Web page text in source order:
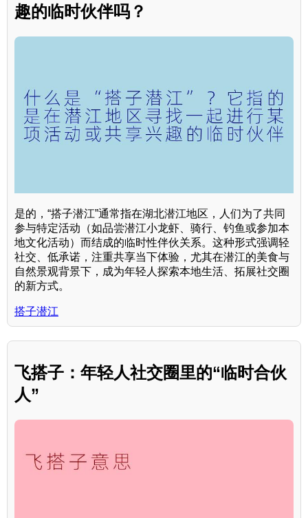
趣的临时伙伴吗？
是的，“搭子潜江”通常指在湖北潜江地区，人们为了共同
参与特定活动（如品尝潜江小龙虾、骑行、钓鱼或参加本
地文化活动）而结成的临时性伴伙关系。这种形式强调轻
社交、低承诺，注重共享当下体验，尤其在潜江的美食与
自然景观背景下，成为年轻人探索本地生活、拓展社交圈
的新方式。
搭子潜江
飞搭子：年轻人社交圈里的“临时合伙
人”